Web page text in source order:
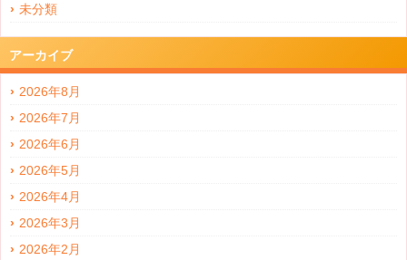
未分類
アーカイブ
2026年8月
2026年7月
2026年6月
2026年5月
2026年4月
2026年3月
2026年2月